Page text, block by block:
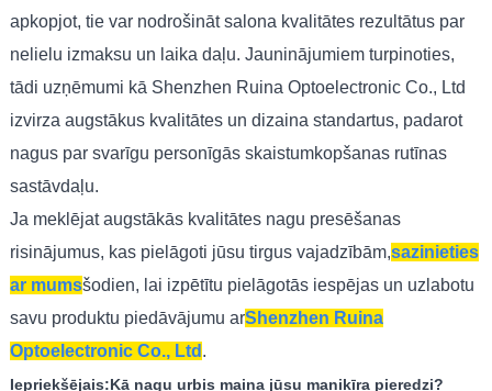
apkopjot, tie var nodrošināt salona kvalitātes rezultātus par
nelielu izmaksu un laika daļu. Jauninājumiem turpinoties,
tādi uzņēmumi kā Shenzhen Ruina Optoelectronic Co., Ltd
izvirza augstākus kvalitātes un dizaina standartus, padarot
nagus par svarīgu personīgās skaistumkopšanas rutīnas
sastāvdaļu.
Ja meklējat augstākās kvalitātes nagu presēšanas
risinājumus, kas pielāgoti jūsu tirgus vajadzībām,sazinieties
ar mumsšodien, lai izpētītu pielāgotās iespējas un uzlabotu
savu produktu piedāvājumu arShenzhen Ruina
Optoelectronic Co., Ltd .
Iepriekšējais:Kā nagu urbis maina jūsu manikīra pieredzi?